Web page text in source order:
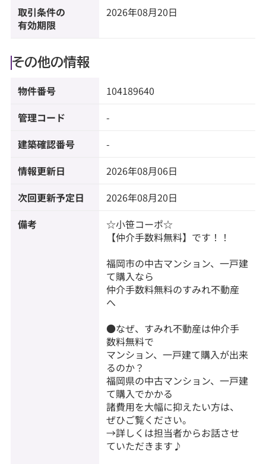
取引条件の
有効期限
2026年08月20日
その他の情報
物件番号 104189640
管理コード -
建築確認番号 -
情報更新日 2026年08月06日
次回更新予定日 2026年08月20日
備考
☆小笹コーポ☆
【仲介手数料無料】です！！
福岡市の中古マンション、一戸建
て購入なら
仲介手数料無料のすみれ不動産
へ
●なぜ、すみれ不動産は仲介手
数料無料で
マンション、一戸建て購入が出来
るのか？
福岡県の中古マンション、一戸建
て購入でかかる
諸費用を大幅に抑えたい方は、
ぜひご覧ください。
→詳しくは担当者からお話させ
ていただきます♪